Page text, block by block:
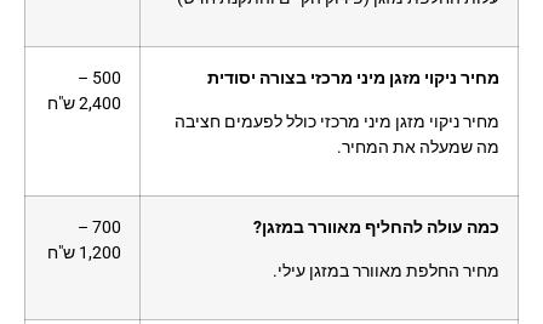
מחיר ניקוי מזגן מיני מרכזי בצורה יסודית
מחיר ניקוי מזגן מיני מרכזי כולל לפעמים חציבה
מה שמעלה את המחיר.
500 –
2,400 ש"ח
כמה עולה להחליף מאוורר במזגן?
מחיר החלפת מאוורר במזגן עילי.
700 –
1,200 ש"ח